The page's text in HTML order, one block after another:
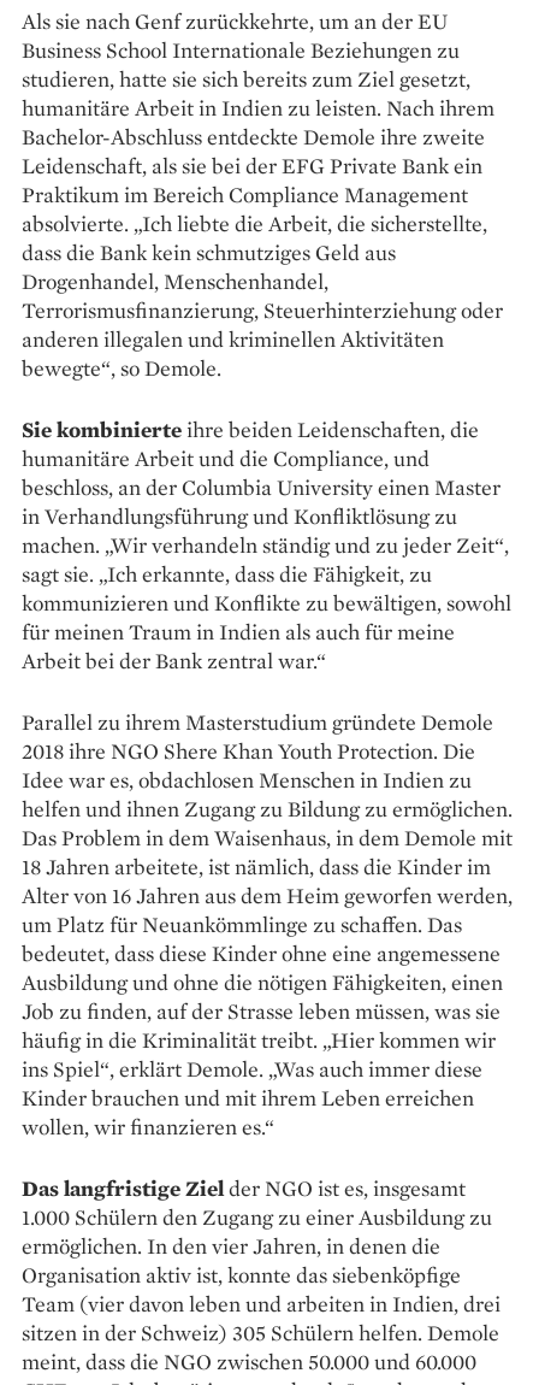
Als sie nach Genf zurückkehrte, um an der EU
Business School Internationale Beziehungen zu
studieren, hatte sie sich bereits zum Ziel gesetzt,
humanitäre Arbeit in Indien zu leisten. Nach ihrem
Bachelor-Abschluss entdeckte Demole ihre zweite
Leidenschaft, als sie bei der EFG Private Bank ein
Praktikum im Bereich Compliance Management
absolvierte. „Ich liebte die Arbeit, die sicherstellte,
dass die Bank kein schmutziges Geld aus
Drogenhandel, Menschenhandel,
Terrorismusfinanzierung, Steuerhinterziehung oder
anderen illegalen und kriminellen Aktivitäten
bewegte“, so Demole.
Sie kombinierteihre beiden Leidenschaften, die
humanitäre Arbeit und die Compliance, und
beschloss, an der Columbia University einen Master
in Verhandlungsführung und Konfliktlösung zu
machen. „Wir verhandeln ständig und zu jeder Zeit“,
sagt sie. „Ich erkannte, dass die Fähigkeit, zu
kommunizieren und Konflikte zu bewältigen, sowohl
für meinen Traum in Indien als auch für meine
Arbeit bei der Bank zentral war.“
Parallel zu ihrem Masterstudium gründete Demole
2018 ihre NGO Shere Khan Youth Protection. Die
Idee war es, obdachlosen Menschen in Indien zu
helfen und ihnen Zugang zu Bildung zu ermöglichen.
Das Problem in dem Waisenhaus, in dem Demole mit
18 Jahren arbeitete, ist nämlich, dass die Kinder im
Alter von 16 Jahren aus dem Heim geworfen werden,
um Platz für Neuankömmlinge zu schaffen. Das
bedeutet, dass diese Kinder ohne eine angemessene
Ausbildung und ohne die nötigen Fähigkeiten, einen
Job zu finden, auf der Strasse leben müssen, was sie
häufig in die Kriminalität treibt. „Hier kommen wir
ins Spiel“, erklärt Demole. „Was auch immer diese
Kinder brauchen und mit ihrem Leben erreichen
wollen, wir finanzieren es.“
Das langfristige Zielder NGO ist es, insgesamt
1.000 Schülern den Zugang zu einer Ausbildung zu
ermöglichen. In den vier Jahren, in denen die
Organisation aktiv ist, konnte das siebenköpfige
Team (vier davon leben und arbeiten in Indien, drei
sitzen in der Schweiz) 305 Schülern helfen. Demole
meint, dass die NGO zwischen 50.000 und 60.000